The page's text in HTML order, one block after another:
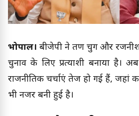
भोपाल। बीजेपी ने तरुण चुग और
चुनाव के लिए प्रत्याशी बनाया है।
राजनीतिक चर्चाएं तेज हो गई हैं, जहां
भी नजर बनी हुई है।